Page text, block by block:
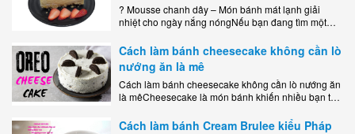
? Mousse chanh dây – Món bánh mát lạnh giải
nhiệt cho ngày nắng nóngNếu bạn đang tìm một
dễ..
Cách làm bánh cheesecake không cần lò
nướng ăn là mê
Cách làm bánh cheesecake không cần lò nướng ăn
là mêCheesecake là món bánh khiến nhiều bạn trẻ
kem..
Cách làm bánh Cream Brulee kiểu Pháp